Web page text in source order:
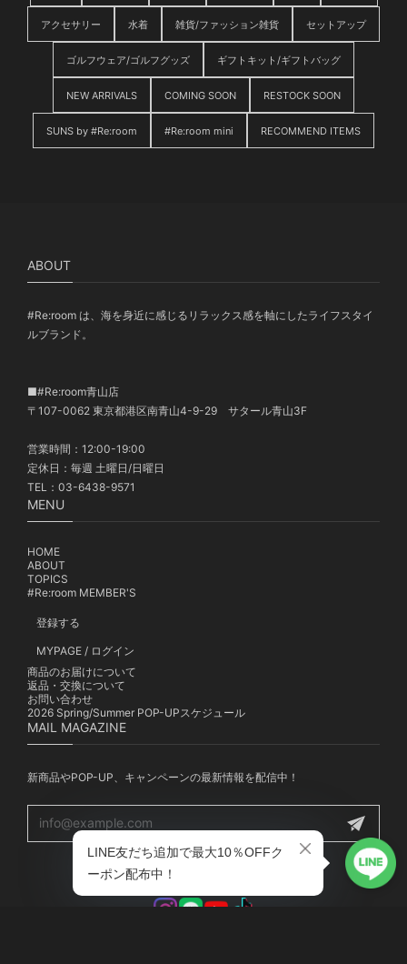
アクセサリー 水着 雑貨/ファッション雑貨 セットアップ
ゴルフウェア/ゴルフグッズ ギフトキット/ギフトバッグ
NEW ARRIVALS COMING SOON RESTOCK SOON
SUNS by #Re:room #Re:room mini RECOMMEND ITEMS
ABOUT
#Re:room は、海を身近に感じるリラックス感を軸にしたライフスタイ
ルブランド。
■#Re:room青山店
〒107-0062 東京都港区南青山4-9-29 サタール青山3F
営業時間：12:00-19:00
定休日：毎週 土曜日/日曜日
TEL：03-6438-9571
MENU
HOME
ABOUT
TOPICS
#Re:room MEMBER'S
登録する
MYPAGE / ログイン
商品のお届けについて
返品・交換について
お問い合わせ
2026 Spring/Summer POP-UPスケジュール
MAIL MAGAZINE
新商品やPOP-UP、キャンペーンの最新情報を配信中！